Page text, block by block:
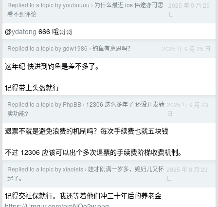
Replied to a topic by youbuuuu › 为什么最近 ios 伟途亦可思
看不到评论
2025 年 9 月 25
日
@ydatong 666 哦哥哥
Replied to a topic by gdw1986 › 钓鱼有意思吗？ 2025 年 9 月 25 日
这年纪 快进到钓鱼是差不多了。
记得带上头盔就行
Replied to a topic by PhpBB › 12306 这么多年了 还没开发转
卖功能?
2025 年 9 月 23
日
退票不就是避免浪费的机制吗？每次手续费也就五块钱
不过 12306 应该可以出个多次退票的手续费阶梯收费机制。
Replied to a topic by xiaoleis › 娃才刚满一岁多，媳妇儿又怀
起了。
2025 年 9 月 23
日
记得交社保就行。我还等着他们冲三十年后的养老金